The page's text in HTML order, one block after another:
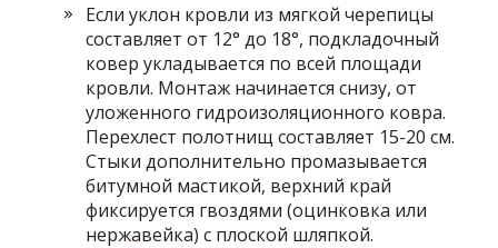
Если уклон кровли из мягкой черепицы
составляет от 12° до 18°, подкладочный
ковер укладывается по всей площади
кровли. Монтаж начинается снизу, от
уложенного гидроизоляционного ковра.
Перехлест полотнищ составляет 15-20 см.
Стыки дополнительно промазывается
битумной мастикой, верхний край
фиксируется гвоздями (оцинковка или
нержавейка) с плоской шляпкой.